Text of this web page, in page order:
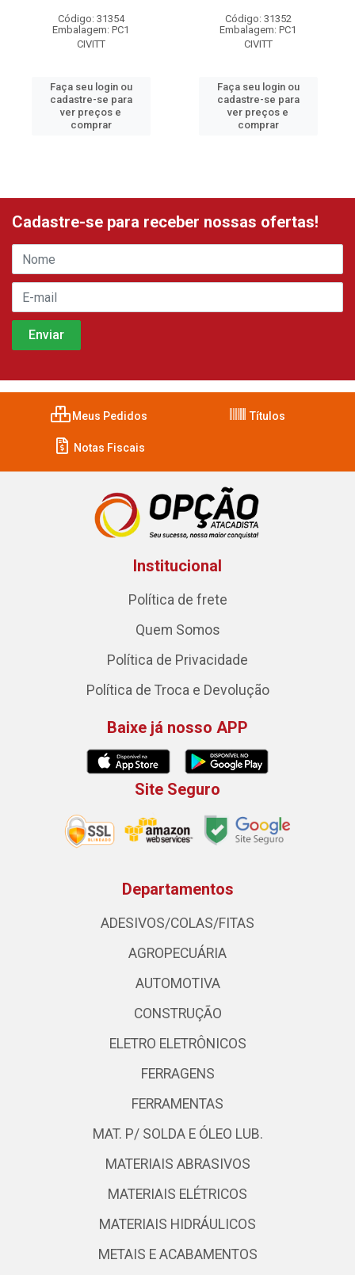
Código: 31354
Embalagem: PC1
CIVITT
Faça seu login ou
cadastre-se para
ver preços e
comprar
Código: 31352
Embalagem: PC1
CIVITT
Faça seu login ou
cadastre-se para
ver preços e
comprar
Cadastre-se para receber nossas ofertas!
Meus Pedidos Títulos
Notas Fiscais
Institucional
Política de frete
Quem Somos
Política de Privacidade
Política de Troca e Devolução
Baixe já nosso APP
Site Seguro
Departamentos
ADESIVOS/COLAS/FITAS
AGROPECUÁRIA
AUTOMOTIVA
CONSTRUÇÃO
ELETRO ELETRÔNICOS
FERRAGENS
FERRAMENTAS
MAT. P/ SOLDA E ÓLEO LUB.
MATERIAIS ABRASIVOS
MATERIAIS ELÉTRICOS
MATERIAIS HIDRÁULICOS
METAIS E ACABAMENTOS